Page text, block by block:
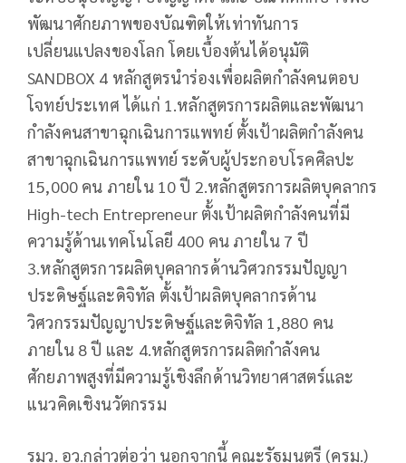
พัฒนาศักยภาพของบัณฑิตให้เท่าทันการ
เปลี่ยนแปลงของโลก โดยเบื้องต้นได้อนุมัติ
SANDBOX 4 หลักสูตรนำร่องเพื่อผลิตกำลังคนตอบ
โจทย์ประเทศ ได้แก่ 1.หลักสูตรการผลิตและพัฒนา
กำลังคนสาขาฉุกเฉินการแพทย์ ตั้งเป้าผลิตกำลังคน
สาขาฉุกเฉินการแพทย์ ระดับผู้ประกอบโรคศิลปะ
15,000 คน ภายใน 10 ปี 2.หลักสูตรการผลิตบุคลากร
High-tech Entrepreneur ตั้งเป้าผลิตกำลังคนที่มี
ความรู้ด้านเทคโนโลยี 400 คน ภายใน 7 ปี
3.หลักสูตรการผลิตบุคลากรด้านวิศวกรรมปัญญา
ประดิษฐ์และดิจิทัล ตั้งเป้าผลิตบุคลากรด้าน
วิศวกรรมปัญญาประดิษฐ์และดิจิทัล 1,880 คน
ภายใน 8 ปี และ 4.หลักสูตรการผลิตกําลังคน
ศักยภาพสูงที่มีความรู้เชิงลึกด้านวิทยาศาสตร์และ
แนวคิดเชิงนวัตกรรม
รมว. อว.กล่าวต่อว่า นอกจากนี้ คณะรัฐมนตรี (ครม.)